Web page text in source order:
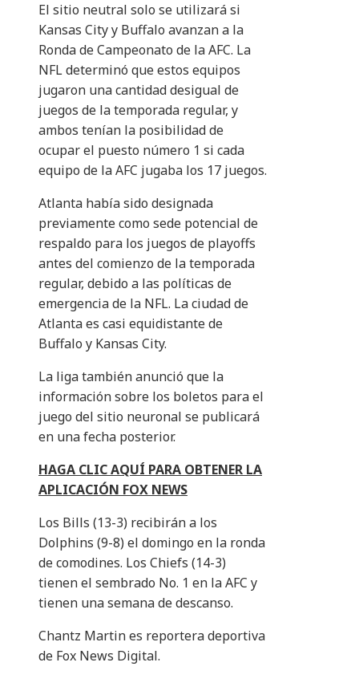
El sitio neutral solo se utilizará si
Kansas City y Buffalo avanzan a la
Ronda de Campeonato de la AFC. La
NFL determinó que estos equipos
jugaron una cantidad desigual de
juegos de la temporada regular, y
ambos tenían la posibilidad de
ocupar el puesto número 1 si cada
equipo de la AFC jugaba los 17 juegos.
Atlanta había sido designada
previamente como sede potencial de
respaldo para los juegos de playoffs
antes del comienzo de la temporada
regular, debido a las políticas de
emergencia de la NFL. La ciudad de
Atlanta es casi equidistante de
Buffalo y Kansas City.
La liga también anunció que la
información sobre los boletos para el
juego del sitio neuronal se publicará
en una fecha posterior.
HAGA CLIC AQUÍ PARA OBTENER LA
APLICACIÓN FOX NEWS
Los Bills (13-3) recibirán a los
Dolphins (9-8) el domingo en la ronda
de comodines. Los Chiefs (14-3)
tienen el sembrado No. 1 en la AFC y
tienen una semana de descanso.
Chantz Martin es reportera deportiva
de Fox News Digital.